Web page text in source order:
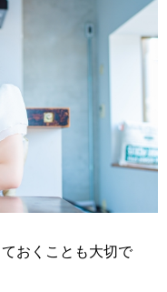
おくことも大切で